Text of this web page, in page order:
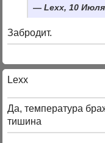
Lexx, 10
Забродит.
Lexx
Да, температура
тишина